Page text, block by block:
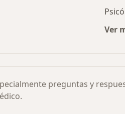
Ver
preguntas y